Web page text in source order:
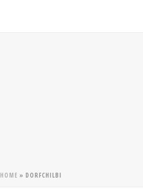
HOME » DORFCHILBI